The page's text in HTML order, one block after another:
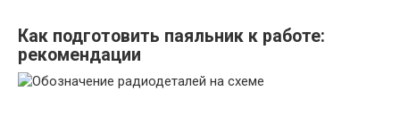
Как подготовить паяльник к работе:
рекомендации